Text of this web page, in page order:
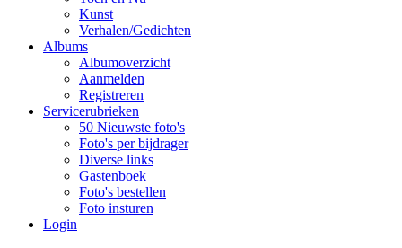
Kunst
Verhalen/Gedichten
Albums
Albumoverzicht
Aanmelden
Registreren
Servicerubrieken
50 Nieuwste foto's
Foto's per bijdrager
Diverse links
Gastenboek
Foto's bestellen
Foto insturen
Login